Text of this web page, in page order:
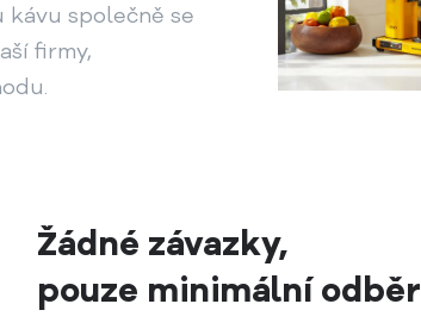
kávu společně se
firmy,
Žádné závazky,
pouze minimální odběr